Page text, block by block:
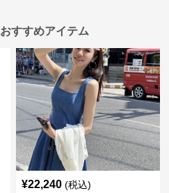
すすめアイテム
¥22,240 (税込)